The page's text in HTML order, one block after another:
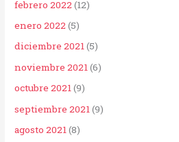
febrero 2022 (12)
enero 2022 (5)
diciembre 2021(5)
noviembre 2021(6)
octubre 2021(9)
septiembre 2021(9)
agosto 2021(8)